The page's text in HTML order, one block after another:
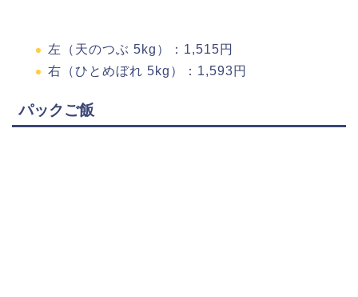
左（天のつぶ 5kg）：1,515円
右（ひとめぼれ 5kg）：1,593円
パックご飯